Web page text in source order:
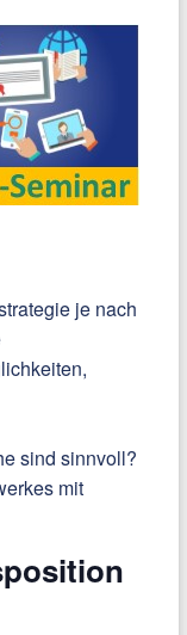
je nach
sind sinnvoll?
mit